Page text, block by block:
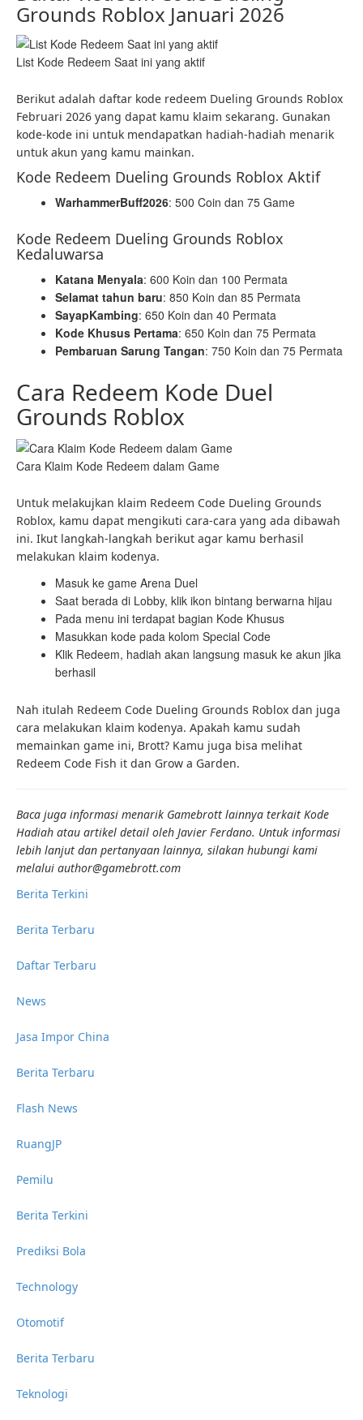
Grounds Roblox Januari 2026
List Kode Redeem Saat ini yang aktif
Berikut adalah daftar kode redeem Dueling Grounds Roblox
Februari 2026 yang dapat kamu klaim sekarang. Gunakan
kode-kode ini untuk mendapatkan hadiah-hadiah menarik
untuk akun yang kamu mainkan.
Kode Redeem Dueling Grounds Roblox Aktif
WarhammerBuff2026: 500 Coin dan 75 Game
Kode Redeem Dueling Grounds Roblox
Kedaluwarsa
Katana Menyala: 600 Koin dan 100 Permata
Selamat tahun baru: 850 Koin dan 85 Permata
SayapKambing: 650 Koin dan 40 Permata
Kode Khusus Pertama: 650 Koin dan 75 Permata
Pembaruan Sarung Tangan: 750 Koin dan 75 Permata
Cara Redeem Kode Duel
Grounds Roblox
Cara Klaim Kode Redeem dalam Game
Untuk melakujkan klaim Redeem Code Dueling Grounds
Roblox, kamu dapat mengikuti cara-cara yang ada dibawah
ini. Ikut langkah-langkah berikut agar kamu berhasil
melakukan klaim kodenya.
Masuk ke game Arena Duel
Saat berada di Lobby, klik ikon bintang berwarna hijau
Pada menu ini terdapat bagian Kode Khusus
Masukkan kode pada kolom Special Code
Klik Redeem, hadiah akan langsung masuk ke akun jika
berhasil
Nah itulah Redeem Code Dueling Grounds Roblox dan juga
cara melakukan klaim kodenya. Apakah kamu sudah
memainkan game ini, Brott? Kamu juga bisa melihat
Redeem Code Fish it dan Grow a Garden.
Baca juga informasi menarik Gamebrott lainnya terkait Kode
Hadiah atau artikel detail oleh Javier Ferdano. Untuk informasi
lebih lanjut dan pertanyaan lainnya, silakan hubungi kami
melalui author@gamebrott.com
Berita Terkini
Berita Terbaru
Daftar Terbaru
News
Jasa Impor China
Berita Terbaru
Flash News
RuangJP
Pemilu
Berita Terkini
Prediksi Bola
Technology
Otomotif
Berita Terbaru
Teknologi